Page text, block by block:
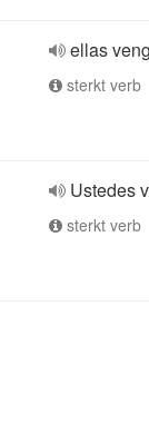
ellas
sterkt verb
Ustedes
sterkt verb